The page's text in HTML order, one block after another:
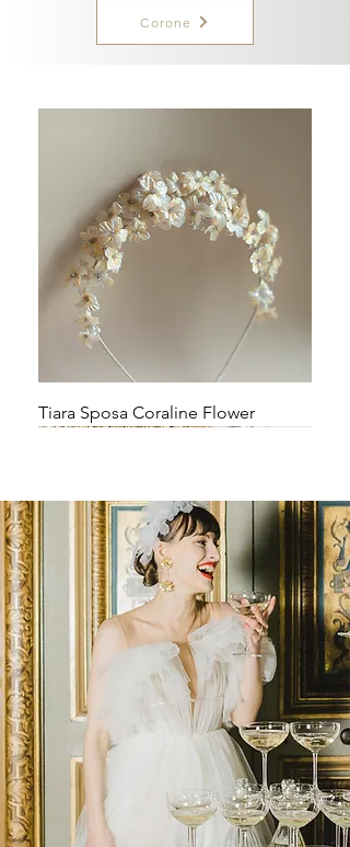
Corone
Tiara Sposa Coraline Flower
Corona da sposa con fiori di perle
Gloria
Corona Sposa floreale Este
Corona da sposa floreale Nora
Corona sposa BURANO Luxury
Tiara sposa floreale Positano
Corona sposa Bernini Luxury
Tiara sposa Charlotte
Tiara sposa SHERRY Blossom
Corona sposa Michelangelo
Corona sposa MODICA Statement
Corona sposa MONICA Blossom
Tiara OROSEI
Tiara sposa MARCHESA
Corona sposa AURORA Blossom
Corona sposa Botticelli Statement
Corona sposa Carrara Luxury
Corona sposa Pearly-Dante
Statement
Corona sposa Fleur Statement
Fascia da sposa floreale Romantica
Corona sposa NAVONA Empire
Corona sposa Romantica
Statement Flower
Tiara sposa Salento Statement
Corona sposa Dante
Corona sposa ASTER
Corona sposa VERONA Statement
Corona sposa JOSEPHINE
Corona sposa CAPRI Empire
Blossom
Corona sposa PENELOPE The
Celestial
Tiara sposa Lauren